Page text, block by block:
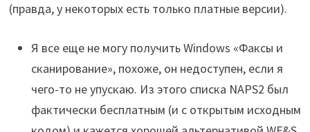
(правда, у некоторых есть только платные версии).
Я все еще не могу получить Windows «Факсы и
сканирование», похоже, он недоступен, если я
чего-то не упускаю. Из этого списка NAPS2 был
фактически бесплатным (и с открытым исходным